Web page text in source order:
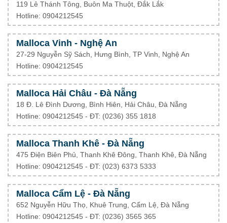
119 Lê Thánh Tông, Buôn Ma Thuột, Đắk Lắk
Hotline: 0904212545
Malloca Vinh - Nghệ An
27-29 Nguyễn Sỹ Sách, Hưng Bình, TP Vinh, Nghệ An
Hotline: 0904212545
Malloca Hải Châu - Đà Nẵng
18 Đ. Lê Đình Dương, Bình Hiên, Hải Châu, Đà Nẵng
Hotline: 0904212545 - ĐT: (0236) 355 1818
Malloca Thanh Khê - Đà Nẵng
475 Điện Biên Phủ, Thanh Khê Đông, Thanh Khê, Đà Nẵng
Hotline: 0904212545 - ĐT: (023) 6373 5333
Malloca Cẩm Lệ - Đà Nẵng
652 Nguyễn Hữu Thọ, Khuê Trung, Cẩm Lệ, Đà Nẵng
Hotline: 0904212545 - ĐT: (0236) 3565 365